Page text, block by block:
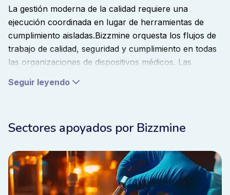
La gestión moderna de la calidad requiere una
ejecución coordinada en lugar de herramientas de
cumplimiento aisladas.Bizzmine orquesta los flujos de
trabajo de calidad, seguridad y cumplimiento en todas
las organizaciones de dispositivos médicos. Las
correctivas funcionan dentro de un sistema que
Cuando se producendesviaciones, los flujos de
Cuando los riesgos cambian, los programas de
auditoría se adaptan. Cuando los requisitos normativos
evolucionan, los procedimientos permanecen
Seguir leyendo
Sectores apoyados por Bizzmine